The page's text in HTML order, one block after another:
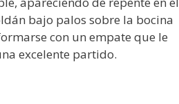
bajo palos sobre la bocina
con un empate que le
excelente partido.